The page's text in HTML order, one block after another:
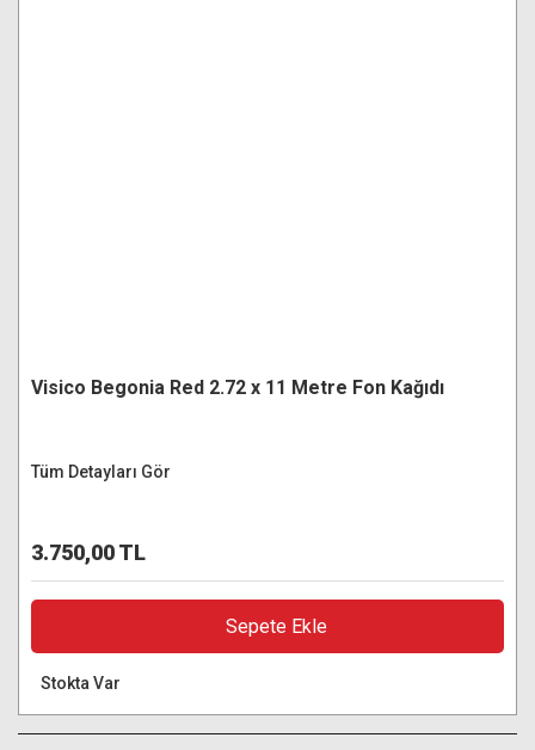
Visico Begonia Red 2.72 x 11 Metre Fon Kağıdı
Tüm Detayları Gör
3.750,00 TL
Sepete Ekle
Stokta Var